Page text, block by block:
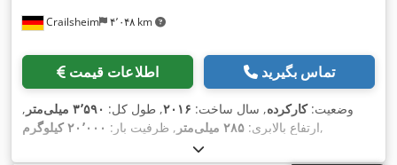
Crailsheim ۴٬۰۴۸ km
اطلاعات قیمت تماس بگیرید
وضعیت:کارکرده, سال ساخت: ۲۰۱۶, طول کل: ۳٬۵۹۰ میلی‌متر
,
ارتفاع بالابری: ۲۸۵ میلی‌متر , ظرفیت بار: ۲۰٬۰۰۰ کیلوگرم ,